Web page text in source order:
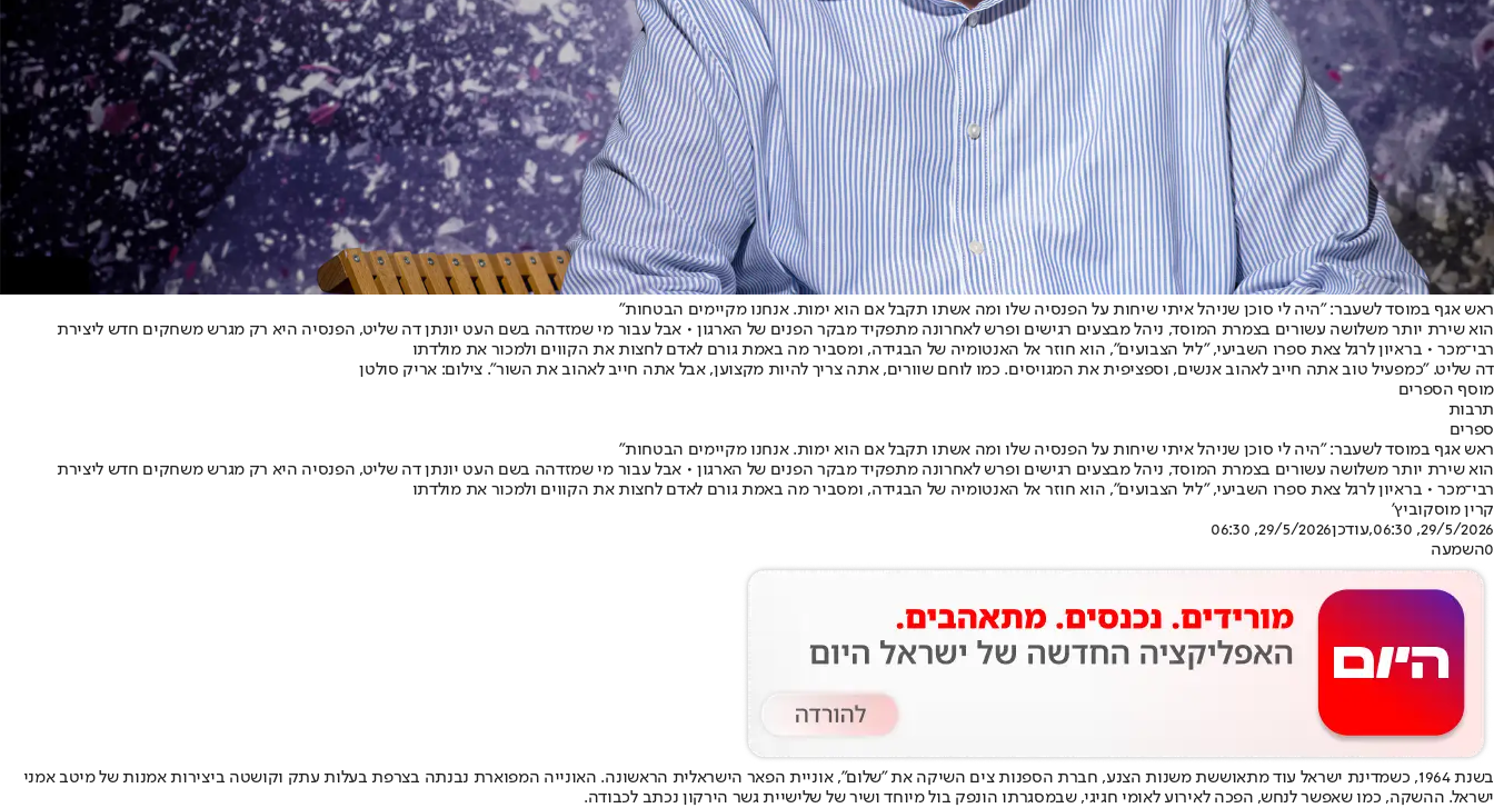
ראש אגף במוסד לשעבר: "היה לי סוכן שניהל איתי שיחות על הפנסיה שלו ומה אשתו תקבל אם הוא ימות. אנחנו מקיימים הבטחות"
הוא שירת יותר משלושה עשורים בצמרת המוסד, ניהל מבצעים רגישים ופרש לאחרונה מתפקיד מבקר הפנים של הארגון • אבל עבור מי שמזדהה בשם העט יונתן דה שליט, הפנסיה היא רק מגרש משחקים חדש ליצירת
רבי־מכר • בראיון לרגל צאת ספרו השביעי, "ליל הצבועים", הוא חוזר אל האנטומיה של הבגידה, ומסביר מה באמת גורם לאדם לחצות את הקווים ולמכור את מולדתו
דה שליט. "כמפעיל טוב אתה חייב לאהוב אנשים, וספציפית את המגויסים. כמו לוחם שוורים, אתה צריך להיות מקצוען, אבל אתה חייב לאהוב את השור". צילום: אריק סולטן
מוסף הספרים
תרבות
ספרים
ראש אגף במוסד לשעבר: "היה לי סוכן שניהל איתי שיחות על הפנסיה שלו ומה אשתו תקבל אם הוא ימות. אנחנו מקיימים הבטחות"
הוא שירת יותר משלושה עשורים בצמרת המוסד, ניהל מבצעים רגישים ופרש לאחרונה מתפקיד מבקר הפנים של הארגון • אבל עבור מי שמזדהה בשם העט יונתן דה שליט, הפנסיה היא רק מגרש משחקים חדש ליצירת
רבי־מכר • בראיון לרגל צאת ספרו השביעי, "ליל הצבועים", הוא חוזר אל האנטומיה של הבגידה, ומסביר מה באמת גורם לאדם לחצות את הקווים ולמכור את מולדתו
קרין מוסקוביץ'
29/5/2026, 06:30
,עודכן29/5/2026, 06:30
0השמעה
בשנת 1964, כשמדינת ישראל עוד מתאוששת משנות הצנע, חברת הספנות צים השיקה את "שלום", אוניית הפאר הישראלית הראשונה. האונייה המפוארת נבנתה בצרפת בעלות עתק וקושטה ביצירות אמנות של מיטב אמני
ישראל. ההשקה, כמו שאפשר לנחש, הפכה לאירוע לאומי חגיגי, שבמסגרתו הונפק בול מיוחד ושיר של שלישיית גשר הירקון נכתב לכבודה.